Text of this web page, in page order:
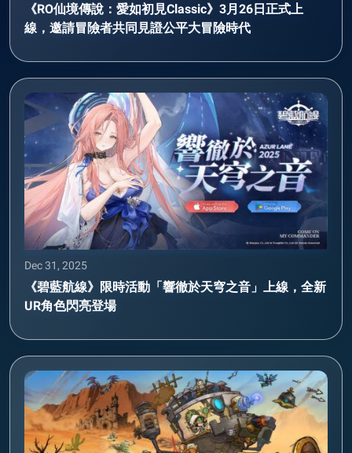
《RO仙境傳說：愛如初見Classic》3月26日正式上
線，邀請冒險者共同見證公平大冒險時代
Dec 31, 2025
《碧藍航線》限時活動「響徹於天穹之音」上線，全新
UR角色閃亮登場